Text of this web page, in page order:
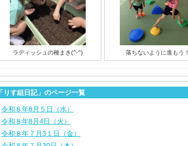
ラディッシュの種まき(^-^) 落ちないように進もう！
「りす組日記」のページ一覧
令和８年8月５日（水）
令和８年8月4日（火）
令和８年７月3１日（金）